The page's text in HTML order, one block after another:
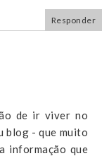
Responder
de ir viver no
blog - que muito
informação que